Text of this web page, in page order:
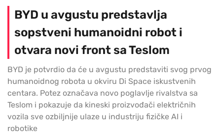
BYD u avgustu predstavlja
sopstveni humanoidni robot i
otvara novi front sa Teslom
BYD je potvrdio da će u avgustu predstaviti svog prvog
humanoidnog robota u okviru Di Space iskustvenih
centara. Potez označava novo poglavlje rivalstva sa
Teslom i pokazuje da kineski proizvođači električnih
vozila sve ozbiljnije ulaze u industriju fizičke AI i
robotike